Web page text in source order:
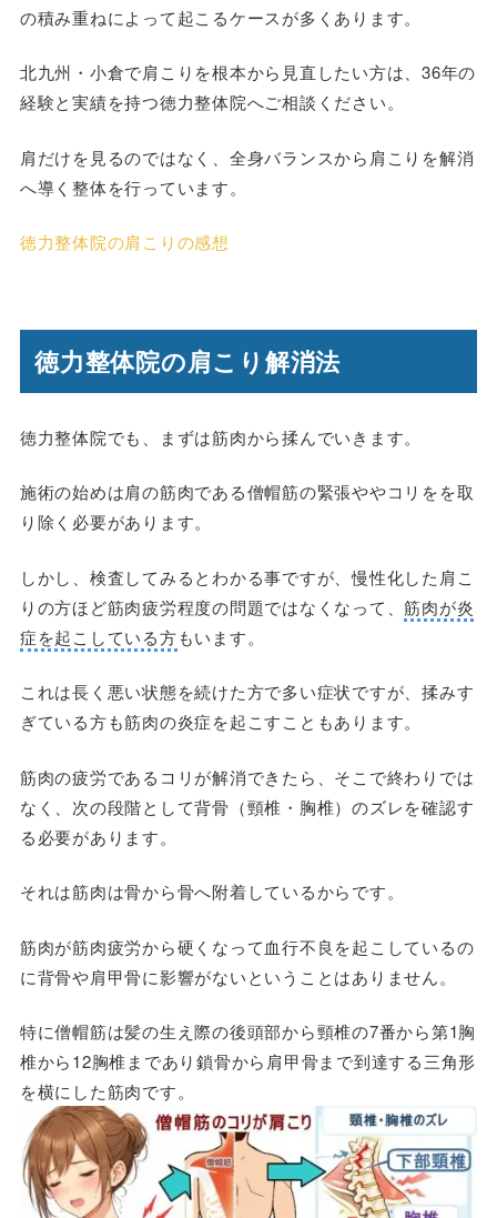
の積み重ねによって起こるケースが多くあります。
北九州・小倉で肩こりを根本から見直したい方は、36年の
経験と実績を持つ徳力整体院へご相談ください。
肩だけを見るのではなく、全身バランスから肩こりを解消
へ導く整体を行っています。
徳力整体院の肩こりの感想
徳力整体院の肩こり解消法
徳力整体院でも、まずは筋肉から揉んでいきます。
施術の始めは肩の筋肉である僧帽筋の緊張ややコリをを取
り除く必要があります。
しかし、検査してみるとわかる事ですが、慢性化した肩こ
りの方ほど筋肉疲労程度の問題ではなくなって、筋肉が炎
症を起こしている方もいます。
これは長く悪い状態を続けた方で多い症状ですが、揉みす
ぎている方も筋肉の炎症を起こすこともあります。
筋肉の疲労であるコリが解消できたら、そこで終わりでは
なく、次の段階として背骨（頸椎・胸椎）のズレを確認す
る必要があります。
それは筋肉は骨から骨へ附着しているからです。
筋肉が筋肉疲労から硬くなって血行不良を起こしているの
に背骨や肩甲骨に影響がないということはありません。
特に僧帽筋は髪の生え際の後頭部から頸椎の7番から第1胸
椎から12胸椎まであり鎖骨から肩甲骨まで到達する三角形
を横にした筋肉です。